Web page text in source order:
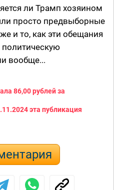
ли Трамп хозяином
просто предвыборные
и то, как эти обещания
вообще...
86,00 рублейза
эта публикация